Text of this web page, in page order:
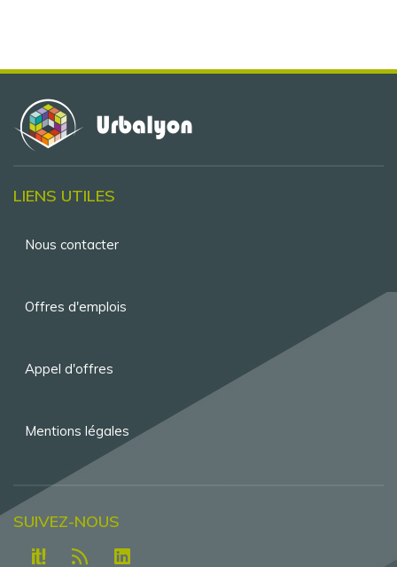
LIENS UTILES
Menu
de
Nous contacter
Offres d'emplois
Appel d'offres
Mentions légales
SUIVEZ-NOUS